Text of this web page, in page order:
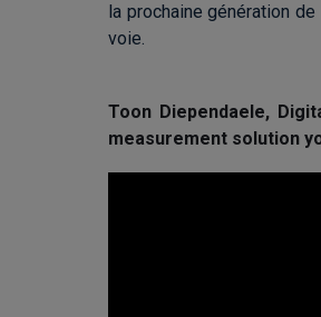
la prochaine génération
voie.
Toon Diependaele,
measurement solution